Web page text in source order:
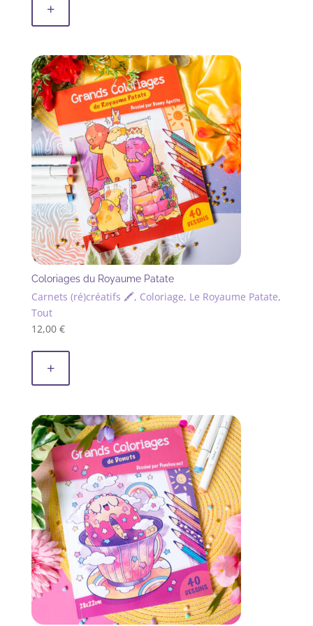
+
Coloriages du Royaume Patate
Carnets (ré)créatifs 🖍, Coloriage, Le Royaume Patate,
Tout
12,00 €
+